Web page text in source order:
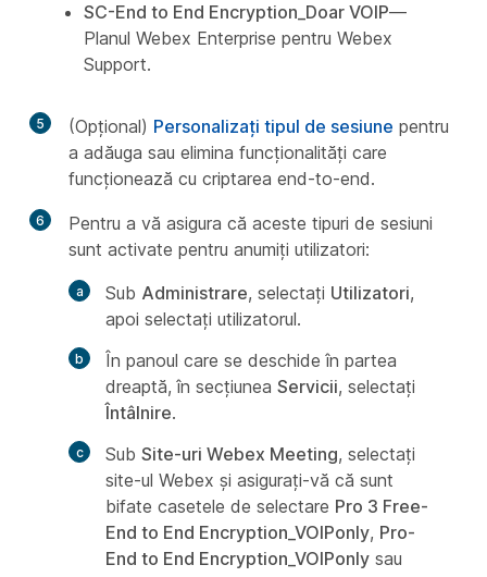
SC-End to End Encryption_Doar VOIP—
Planul Webex Enterprise pentru Webex
Support.
5 (Opțional) Personalizați tipul de sesiune pentru
a adăuga sau elimina funcționalități care
funcționează cu criptarea end-to-end.
6
Pentru a vă asigura că aceste tipuri de sesiuni
sunt activate pentru anumiți utilizatori:
Sub Administrare, selectați Utilizatori,
apoi selectați utilizatorul.
În panoul care se deschide în partea
dreaptă, în secțiunea Servicii, selectați
Întâlnire.
Sub Site-uri Webex Meeting, selectați
site-ul Webex și asigurați-vă că sunt
bifate casetele de selectare Pro 3 Free-
End to End Encryption_VOIPonly, Pro-
End to End Encryption_VOIPonly sau